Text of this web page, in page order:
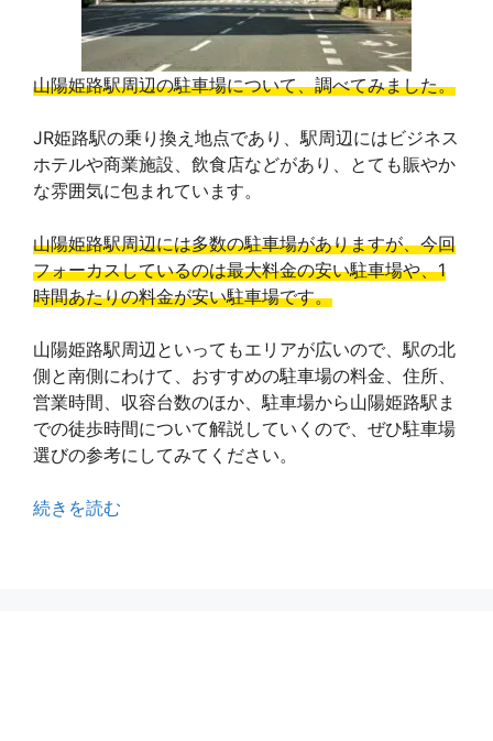
山陽姫路駅周辺の駐車場について、調べてみました。
JR姫路駅の乗り換え地点であり、駅周辺にはビジネス
ホテルや商業施設、飲食店などがあり、とても賑やか
な雰囲気に包まれています。
山陽姫路駅周辺には多数の駐車場がありますが、今回
フォーカスしているのは最大料金の安い駐車場や、1
時間あたりの料金が安い駐車場です。
山陽姫路駅周辺といってもエリアが広いので、駅の北
側と南側にわけて、おすすめの駐車場の料金、住所、
営業時間、収容台数のほか、駐車場から山陽姫路駅ま
での徒歩時間について解説していくので、ぜひ駐車場
選びの参考にしてみてください。
続きを読む